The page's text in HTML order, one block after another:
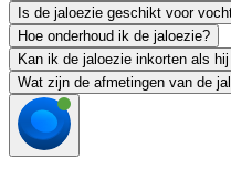
Is de jaloezie geschikt voor
Hoe onderhoud ik de jaloezie?
Kan ik de jaloezie inkorten als
Wat zijn de afmetingen van de